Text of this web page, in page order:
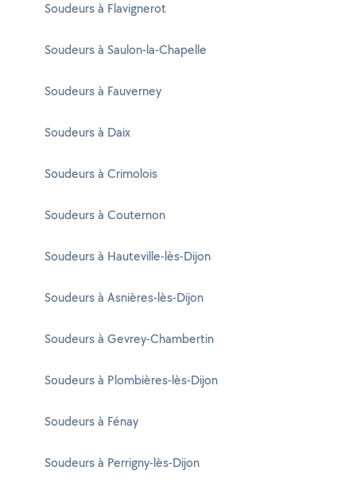
Soudeurs à Flavignerot
Soudeurs à Saulon-la-Chapelle
Soudeurs à Fauverney
Soudeurs à Daix
Soudeurs à Crimolois
Soudeurs à Couternon
Soudeurs à Hauteville-lès-Dijon
Soudeurs à Asnières-lès-Dijon
Soudeurs à Gevrey-Chambertin
Soudeurs à Plombières-lès-Dijon
Soudeurs à Fénay
Soudeurs à Perrigny-lès-Dijon